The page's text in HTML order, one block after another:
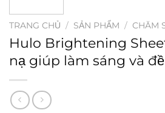
TRANG CHỦ / SẢN PHẨM / CHĂM
Hulo Brightening
nạ giúp làm sáng và